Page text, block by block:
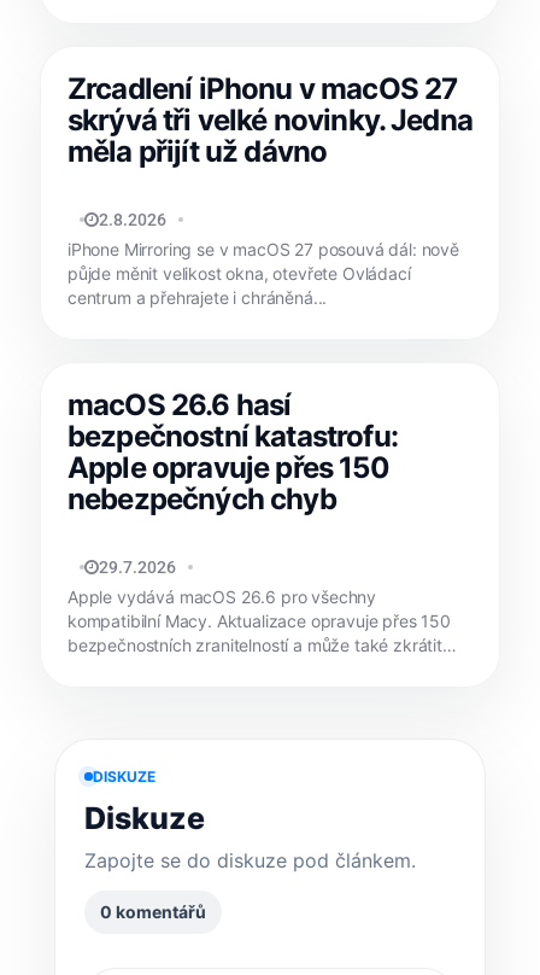
Zrcadlení iPhonu v macOS 27
skrývá tři velké novinky. Jedna
měla přijít už dávno
JAN HOLEŠ
2.8.2026
iPhone Mirroring se v macOS 27 posouvá dál: nově
půjde měnit velikost okna, otevřete Ovládací
centrum a přehrajete i chráněná...
macOS 26.6 hasí
bezpečnostní katastrofu:
Apple opravuje přes 150
nebezpečných chyb
MATYÁŠ KOZÁK
29.7.2026
Apple vydává macOS 26.6 pro všechny
kompatibilní Macy. Aktualizace opravuje přes 150
bezpečnostních zranitelností a může také zkrátit
DISKUZE
Diskuze
Zapojte se do diskuze pod článkem.
0 komentářů